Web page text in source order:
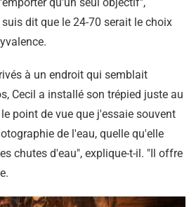
dit que le 24-70 serait le choix
à un endroit qui semblait
Cecil a installé son trépied juste au
point de vue que j'essaie souvent
de l'eau, quelle qu'elle
chutes d'eau", explique-t-il. "Il offre